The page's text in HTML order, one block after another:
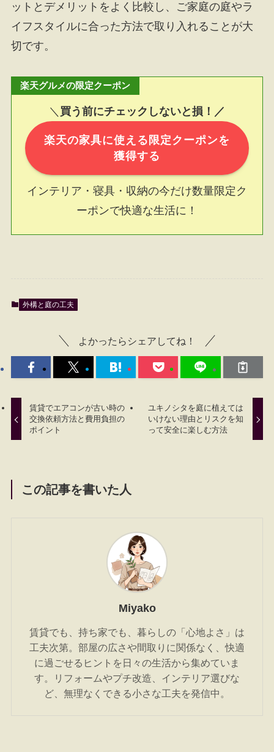
ットとデメリットをよく比較し、ご家庭の庭やラ
イフスタイルに合った方法で取り入れることが大
切です。
楽天グルメの限定クーポン
＼ 買う前にチェックしないと損！／
楽天の家具に使える限定クーポンを
獲得する
インテリア・寝具・収納の今だけ数量限定ク
ーポンで快適な生活に！
外構と庭の工夫
よかったらシェアしてね！
賃貸でエアコンが古い時の
交換依頼方法と費用負担の
ポイント
ユキノシタを庭に植えては
いけない理由とリスクを知
って安全に楽しむ方法
この記事を書いた人
Miyako
賃貸でも、持ち家でも、暮らしの「心地よさ」は
工夫次第。部屋の広さや間取りに関係なく、快適
に過ごせるヒントを日々の生活から集めていま
す。リフォームやプチ改造、インテリア選びな
ど、無理なくできる小さな工夫を発信中。